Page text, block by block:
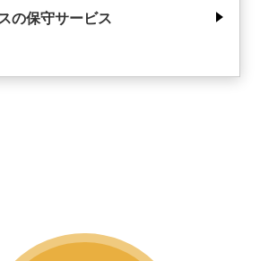
の保守サービス